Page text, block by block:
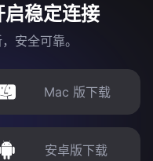
稳定连接
安全可靠。
Mac 版下载
安卓版下载